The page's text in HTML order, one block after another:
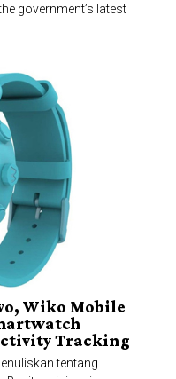
government’s latest
Wiko Mobile
Tracking
tentang